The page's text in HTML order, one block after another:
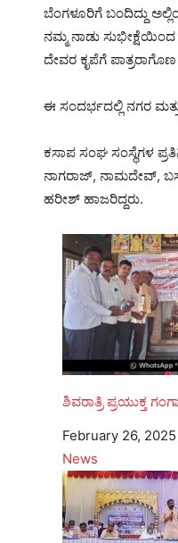
ಬೆಂಗಳೂರಿಗೆ ಬಂದಿದ್ದು
ನಮ್ಮ ನಾಡು
ದೇವರ ಕೃಪೆಗೆ
ಈ ಸಂದರ್ಭದಲ್ಲಿ ನಗರ
ಕಸಾಪ ಸಂಘ ಸಂಸ್ಥೆಗಳ
ನಾಗರಾಜ್, ನಾಮದೇವ್,
ಹರೀಶ್ ಹಾಜರಿದ್ದರು.
ಶಿವರಾತ್ರಿ ಪ್ರಯುಕ್ತ
Date
February 26, 2025
In relation to
News